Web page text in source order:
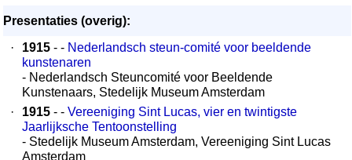
Presentaties (overig):
·
1915 - - Nederlandsch steun-comité voor beeldende
kunstenaren
- Nederlandsch Steuncomité voor Beeldende
Kunstenaars, Stedelijk Museum Amsterdam
·
1915 - - Vereeniging Sint Lucas, vier en twintigste
Jaarlijksche Tentoonstelling
- Stedelijk Museum Amsterdam, Vereeniging Sint Lucas
Amsterdam